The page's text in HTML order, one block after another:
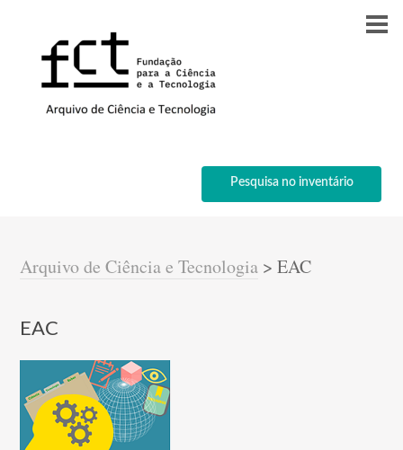
Pesquisa no inventário
Arquivo de Ciência e Tecnologia >EAC
EAC